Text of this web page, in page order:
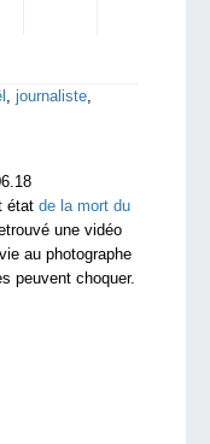
, journaliste,
état de la mort du
une vidéo
au photographe
peuvent choquer.